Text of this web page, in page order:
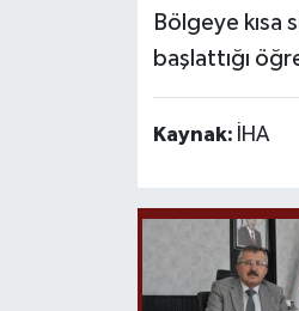
Bölgeye kısa
başlattığı
Kaynak: İHA